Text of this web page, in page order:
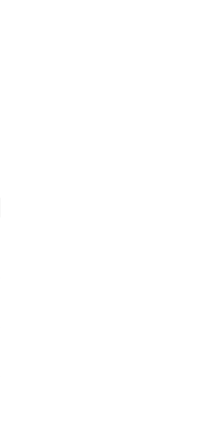
z wykonania budżetu
zm.) oraz art. 270 ust. 4